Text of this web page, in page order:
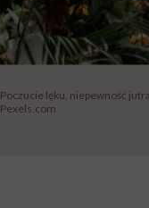
Poczucie lęku, niepewność
Pexels.com